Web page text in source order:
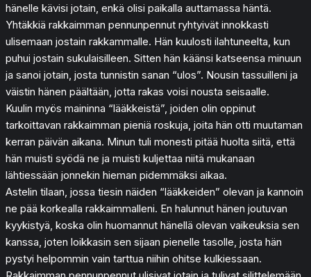
hänelle kävisi jotain, enkä olisi paikalla auttamassa häntä.
Yhtäkkiä rakkaimman pennunpennut ryhtyivät innokkasti
ulisemaan jostain rakkammalle. Hän kuulosti ilahtuneelta, kun
puhui jostain sukulaisilleen. Sitten hän käänsi katseensa minuun
ja sanoi jotain, josta tunnistin sanan “ulos”. Nousin tassuilleni ja
väistin hänen päältään, jotta rakas voisi nousta seisaalle.
Kuulin myös maininna “lääkkeistä”, joiden olin oppinut
tarkoittavan rakkaimman pieniä roskuja, joita hän otti muutaman
kerran päivän aikana. Minun tuli monesti pitää huolta siitä, että
hän muisti syödä ne ja muisti kuljettaa niitä mukanaan
lähtiessään jonnekin hieman pidemmäksi aikaa.
Astelin tilaan, jossa tiesin näiden “lääkkeiden” olevan ja kannoin
ne pää korkealla rakkaimmalleni. En halunnut hänen joutuvan
kyykistyä, koska olin huomannut hänellä olevan vaikeuksia sen
kanssa, joten loikkasin sen sijaan pienelle tasolle, josta hän
pystyi helpommin vain tarttua niihin ohitse kulkiessaan.